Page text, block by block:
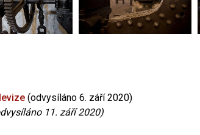
(odvysíláno 6. září 2020)
11. září 2020)